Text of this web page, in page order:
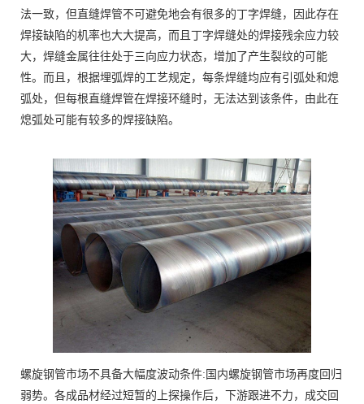
法一致，但直缝焊管不可避免地会有很多的丁字焊缝，因此存在
焊接缺陷的机率也大大提高，而且丁字焊缝处的焊接残余应力较
大，焊缝金属往往处于三向应力状态，增加了产生裂纹的可能
性。而且，根据埋弧焊的工艺规定，每条焊缝均应有引弧处和熄
弧处，但每根直缝焊管在焊接环缝时，无法达到该条件，由此在
熄弧处可能有较多的焊接缺陷。
螺旋钢管市场不具备大幅度波动条件:国内螺旋钢管市场再度回归
弱势。各成品材经过短暂的上探操作后，下游跟进不力，成交回